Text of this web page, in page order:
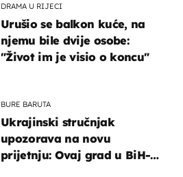
DRAMA U RIJECI
Urušio se balkon kuće, na
njemu bile dvije osobe:
"Život im je visio o koncu"
BURE BARUTA
Ukrajinski stručnjak
upozorava na novu
prijetnju: Ovaj grad u BiH-u